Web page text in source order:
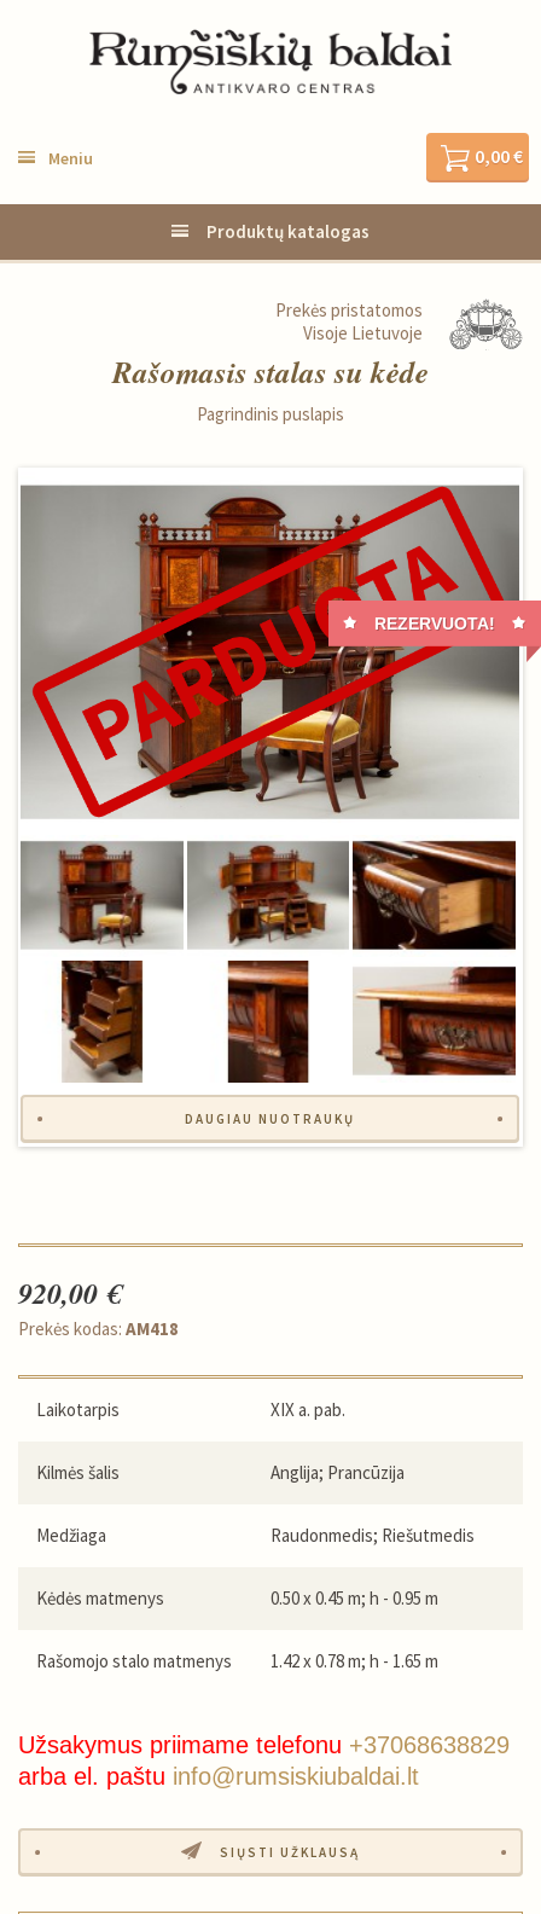
Meniu 0,00 €
Produktų katalogas
Prekės pristatomos
Visoje Lietuvoje
Rašomasis stalas su kėde
Pagrindinis puslapis
REZERVUOTA!
DAUGIAU NUOTRAUKŲ
920,00 €
Prekės kodas: AM418
Laikotarpis XIX a. pab.
Kilmės šalis Anglija; Prancūzija
Medžiaga Raudonmedis; Riešutmedis
Kėdės matmenys 0.50 x 0.45 m; h - 0.95 m
Rašomojo stalo matmenys 1.42 x 0.78 m; h - 1.65 m
Užsakymus priimame telefonu +37068638829
arba el. paštu info@rumsiskiubaldai.lt
SIŲSTI UŽKLAUSĄ